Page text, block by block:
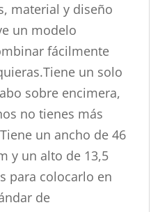
material y diseño
un modelo
fácilmente
un solo
sobre encimera,
no tienes más
un ancho de 46
y un alto de 13,5
para colocarlo en
de